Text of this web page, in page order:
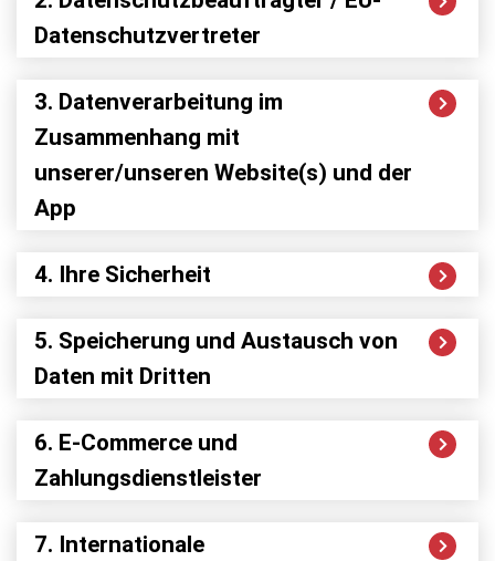
Datenschutzvertreter
3. Datenverarbeitung im
Zusammenhang mit
unserer/unseren Website(s) und der
App
4. Ihre Sicherheit
5. Speicherung und Austausch von
Daten mit Dritten
6. E-Commerce und
Zahlungsdienstleister
7. Internationale